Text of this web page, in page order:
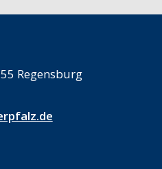
Regensburg